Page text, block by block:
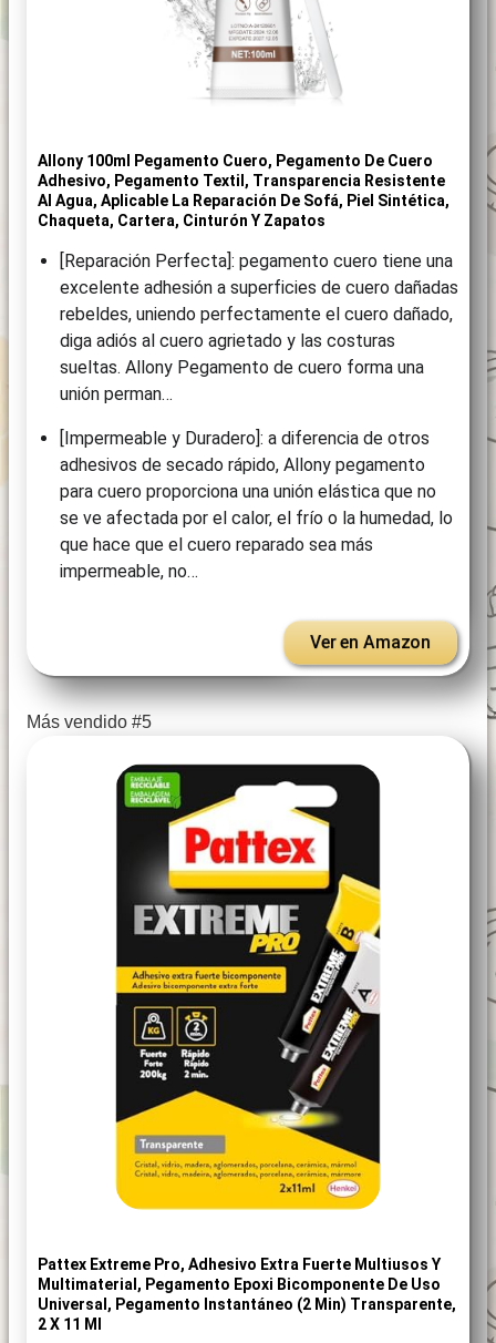
Allony 100ml Pegamento Cuero, Pegamento De Cuero
Adhesivo, Pegamento Textil, Transparencia Resistente
Al Agua, Aplicable La Reparación De Sofá, Piel Sintética,
Chaqueta, Cartera, Cinturón Y Zapatos
[Reparación Perfecta]: pegamento cuero tiene una
excelente adhesión a superficies de cuero dañadas
rebeldes, uniendo perfectamente el cuero dañado,
diga adiós al cuero agrietado y las costuras
sueltas. Allony Pegamento de cuero forma una
unión perman…
[Impermeable y Duradero]: a diferencia de otros
adhesivos de secado rápido, Allony pegamento
para cuero proporciona una unión elástica que no
se ve afectada por el calor, el frío o la humedad, lo
que hace que el cuero reparado sea más
impermeable, no…
Ver en Amazon
Más vendido #5
Pattex Extreme Pro, Adhesivo Extra Fuerte Multiusos Y
Multimaterial, Pegamento Epoxi Bicomponente De Uso
Universal, Pegamento Instantáneo (2 Min) Transparente,
2 X 11 Ml